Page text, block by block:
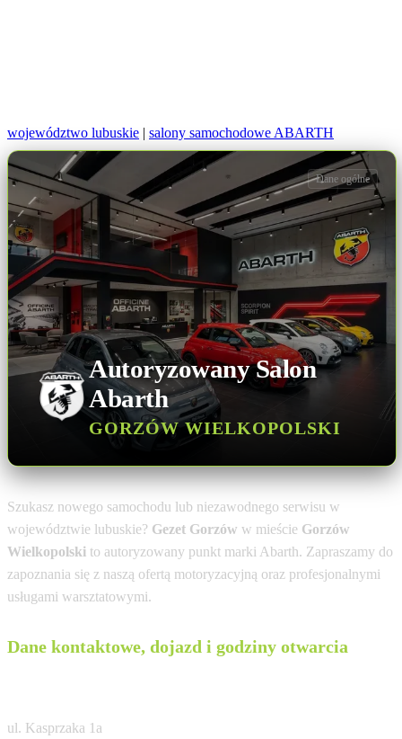
województwo lubuskie | salony samochodowe ABARTH
Autoryzowany Salon
Abarth
GORZÓW WIELKOPOLSKI
Dane ogólne
Szukasz nowego samochodu lub niezawodnego serwisu w
województwie lubuskie? Gezet Gorzów w mieście Gorzów
Wielkopolski to autoryzowany punkt marki Abarth. Zapraszamy do
zapoznania się z naszą ofertą motoryzacyjną oraz profesjonalnymi
usługami warsztatowymi.
Dane kontaktowe, dojazd i godziny otwarcia
ul. Kasprzaka 1a